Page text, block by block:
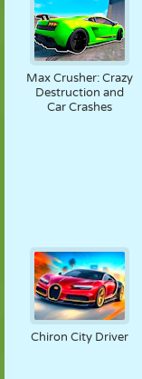
Max Crusher: Crazy
Destruction and
Car Crashes
Chiron City Driver